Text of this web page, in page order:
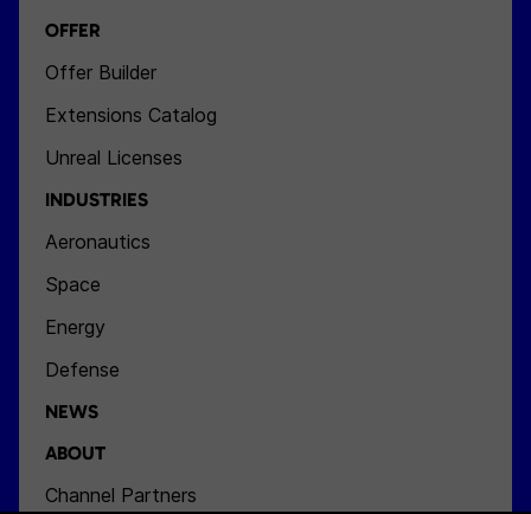
OFFER
Offer Builder
Extensions Catalog
Unreal Licenses
INDUSTRIES
Aeronautics
Space
Energy
Defense
NEWS
ABOUT
Channel Partners